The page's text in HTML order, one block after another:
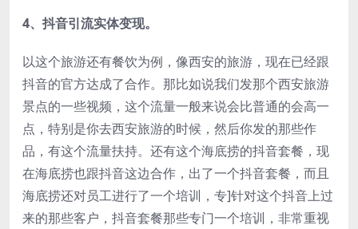
4、抖音引流实体变现。
以这个旅游还有餐饮为例，像西安的旅游，现在已经跟
抖音的官方达成了合作。那比如说我们发那个西安旅游
景点的一些视频，这个流量一般来说会比普通的会高一
点，特别是你去西安旅游的时候，然后你发的那些作
品，有这个流量扶持。还有这个海底捞的抖音套餐，现
在海底捞也跟抖音这边合作，出了一个抖音套餐，而且
海底捞还对员工进行了一个培训，专]针对这个抖音上过
来的那些客户，抖音套餐那些专门一个培训，非常重视